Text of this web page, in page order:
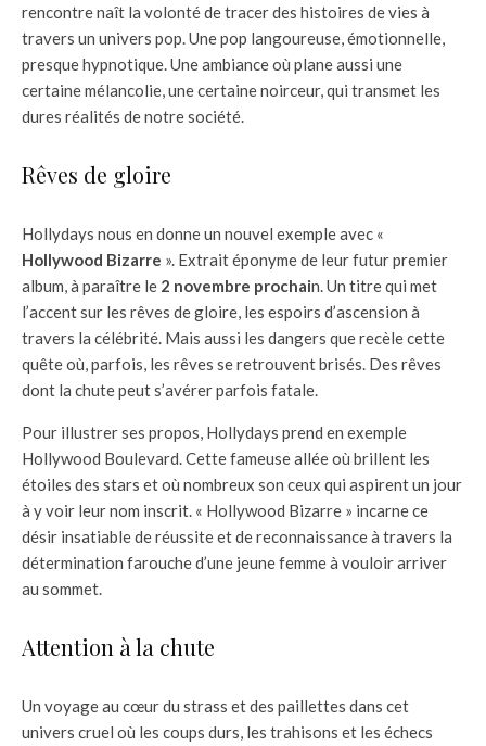
rencontre naît la volonté de tracer des histoires de vies à
travers un univers pop. Une pop langoureuse, émotionnelle,
presque hypnotique. Une ambiance où plane aussi une
certaine mélancolie, une certaine noirceur, qui transmet les
dures réalités de notre société.
Rêves de gloire
Hollydays nous en donne un nouvel exemple avec «
Hollywood Bizarre ». Extrait éponyme de leur futur premier
album, à paraître le 2 novembre prochain. Un titre qui met
l’accent sur les rêves de gloire, les espoirs d’ascension à
travers la célébrité. Mais aussi les dangers que recèle cette
quête où, parfois, les rêves se retrouvent brisés. Des rêves
dont la chute peut s’avérer parfois fatale.
Pour illustrer ses propos, Hollydays prend en exemple
Hollywood Boulevard. Cette fameuse allée où brillent les
étoiles des stars et où nombreux son ceux qui aspirent un jour
à y voir leur nom inscrit. « Hollywood Bizarre » incarne ce
désir insatiable de réussite et de reconnaissance à travers la
détermination farouche d’une jeune femme à vouloir arriver
au sommet.
Attention à la chute
Un voyage au cœur du strass et des paillettes dans cet
univers cruel où les coups durs, les trahisons et les échecs